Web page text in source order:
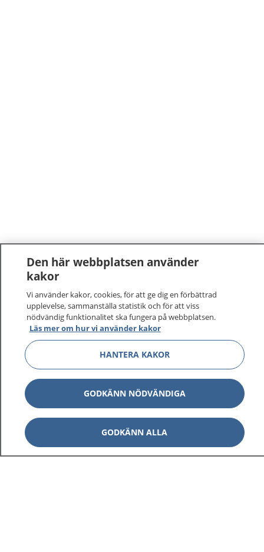
1177–tryggt om din hälsa och vård
På 1177.se får du råd om hälsa och information om
sjukdomar och vilka mottagningar du kan kontakta.
Logga in för att läsa din journal och göra dina
vårdärenden. Ring telefonnummer 1177 för
sjukvårdsrådgivning dygnet runt.
Den här webbplatsen använder
kakor
Vi använder kakor, cookies, för att ge dig en förbättrad
upplevelse, sammanställa statistik och för att viss
nödvändig funktionalitet ska fungera på webbplatsen.
Läs mer om hur vi använder kakor
HANTERA KAKOR
GODKÄNN NÖDVÄNDIGA
GODKÄNN ALLA